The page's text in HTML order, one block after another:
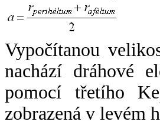
Vypočítanou
nachází dráhové
pomocí třetího
zobrazená v levém